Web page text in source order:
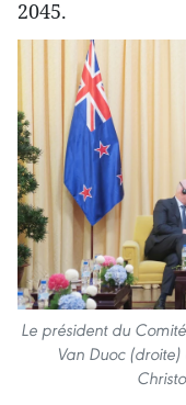
2045.
Le président du
Van Duoc